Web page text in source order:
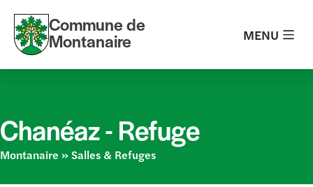
Commune de
Montanaire MENU
Chanéaz -Refuge
Montanaire »Salles & Refuges